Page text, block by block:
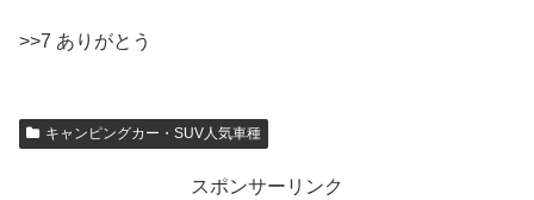
>>7 ありがとう
キャンピングカー・SUV人気車種
スポンサーリンク